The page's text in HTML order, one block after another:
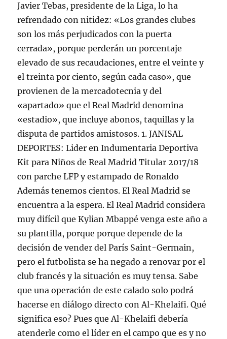
Javier Tebas, presidente de la Liga, lo ha
refrendado con nitidez: «Los grandes clubes
son los más perjudicados con la puerta
cerrada», porque perderán un porcentaje
elevado de sus recaudaciones, entre el veinte y
el treinta por ciento, según cada caso», que
provienen de la mercadotecnia y del
«apartado» que el Real Madrid denomina
«estadio», que incluye abonos, taquillas y la
disputa de partidos amistosos. 1. JANISAL
DEPORTES: Lider en Indumentaria Deportiva
Kit para Niños de Real Madrid Titular 2017/18
con parche LFP y estampado de Ronaldo
Además tenemos cientos. El Real Madrid se
encuentra a la espera. El Real Madrid considera
muy difícil que Kylian Mbappé venga este año a
su plantilla, porque porque depende de la
decisión de vender del París Saint-Germain,
pero el futbolista se ha negado a renovar por el
club francés y la situación es muy tensa. Sabe
que una operación de este calado solo podrá
hacerse en diálogo directo con Al-Khelaifi. Qué
significa eso? Pues que Al-Khelaifi debería
atenderle como el líder en el campo que es y no